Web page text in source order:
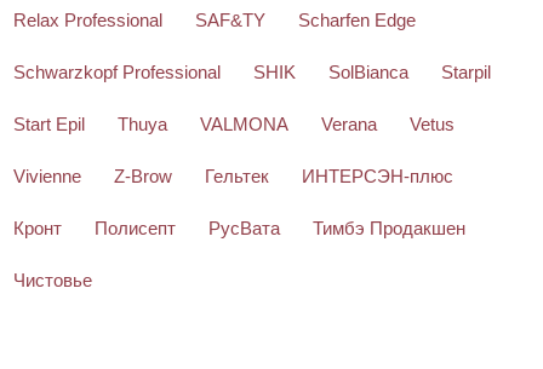
Relax Professional SAF&TY Scharfen Edge
Schwarzkopf Professional SHIK SolBianca Starpil
Start Epil Thuya VALMONA Verana Vetus
Vivienne Z-Brow Гельтек ИНТЕРСЭН-плюс
Кронт Полисепт РусВата Тимбэ Продакшен
Чистовье